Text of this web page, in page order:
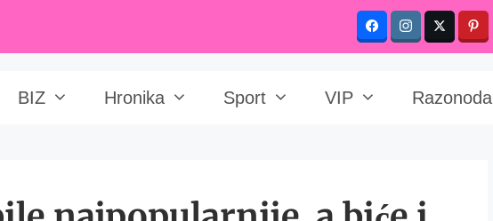
BIZ Hronika Sport VIP Razonoda